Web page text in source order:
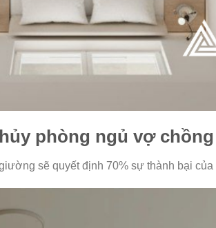
phòng ngủ vợ chồng
sẽ quyết định 70% sự thành bại của